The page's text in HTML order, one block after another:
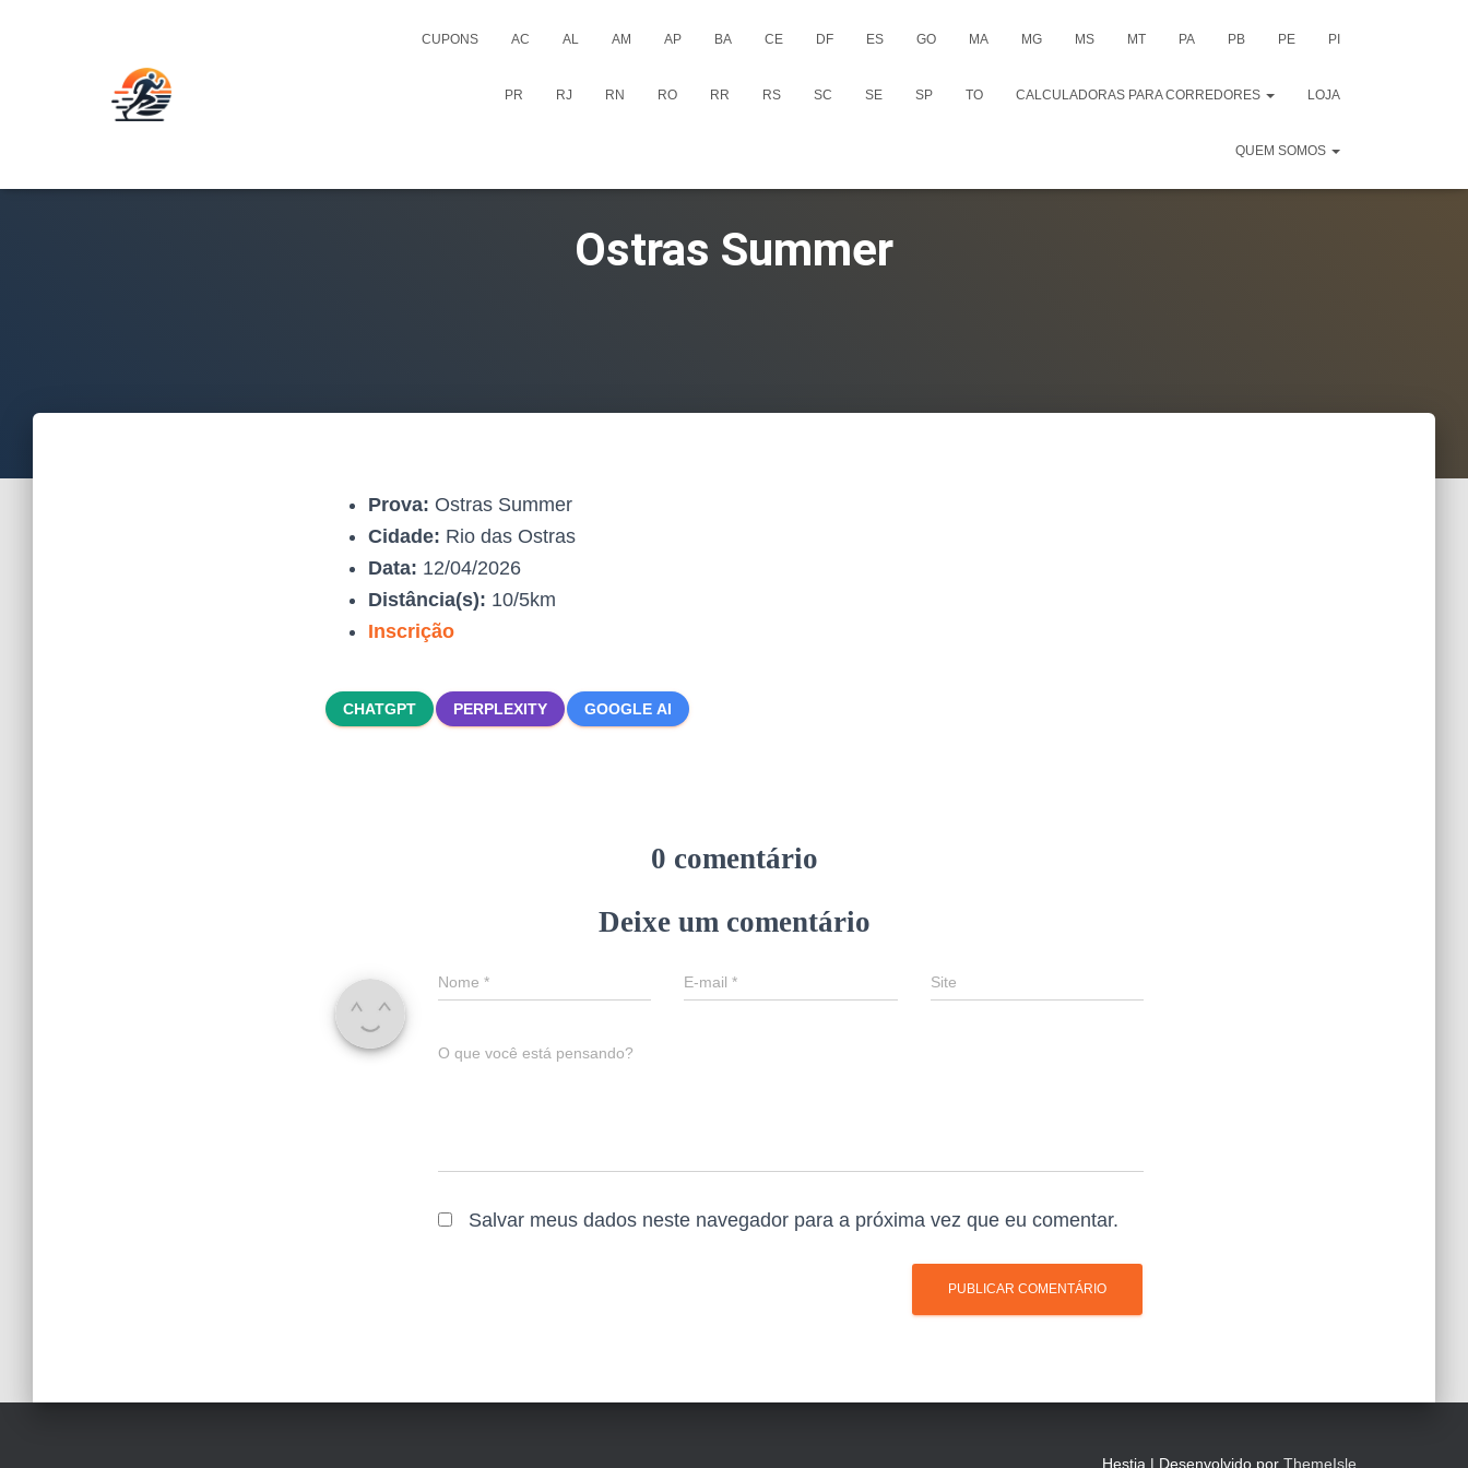
CUPONS AC AL AM AP BA CE DF ES GO MA MG MS MT PA PB PE PI
PR RJ RN RO RR RS SC SE SP TO CALCULADORAS PARA CORREDORES LOJA
QUEM SOMOS
Ostras Summer
Prova: Ostras Summer
Cidade: Rio das Ostras
Data: 12/04/2026
Distância(s): 10/5km
Inscrição
CHATGPT PERPLEXITY GOOGLE AI
0 comentário
Deixe um comentário
Nome * E-mail* Site
O que você está pensando?
Salvar meus dados neste navegador para a próxima vez que eu comentar.
Hestia | Desenvolvido por ThemeIsle